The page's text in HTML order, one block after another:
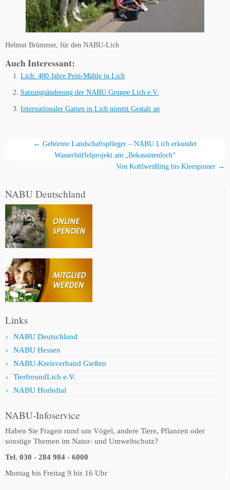
Helmut Brümmer, für den NABU-Lich
Auch Interessant:
Lich: 400 Jahre Pein-Mühle in Lich
Satzungsänderung der NABU Gruppe Lich e.V.
Internationaler Garten in Lich nimmt Gestalt an
← Gehörnte Landschaftspfleger – NABU Lich erkundet
Wasserbüffelprojekt am „Bekassinenloch“
Von Kohlweißling bis Kleespinner →
NABU Deutschland
Links
NABU Deutschland
NABU Hessen
NABU-Kreisverband Gießen
TierfreundLich e.V.
NABU Horloftal
NABU-Infoservice
Haben Sie Fragen rund um Vögel, andere Tiere, Pflanzen oder
sonstige Themen im Natur- und Umweltschutz?
Tel. 030 - 284 984 - 6000
Montag bis Freitag 9 bis 16 Uhr